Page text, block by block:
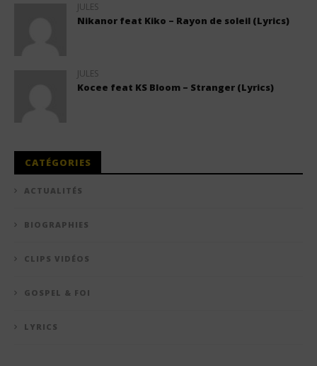
JULES
Nikanor feat Kiko – Rayon de soleil (Lyrics)
JULES
Kocee feat KS Bloom – Stranger (Lyrics)
CATÉGORIES
ACTUALITÉS
BIOGRAPHIES
CLIPS VIDÉOS
GOSPEL & FOI
LYRICS